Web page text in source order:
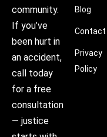
community.
If you’ve
been hurt in
an accident,
call today
for a free
consultation
— justice
Blog
Contact
Privacy
Policy